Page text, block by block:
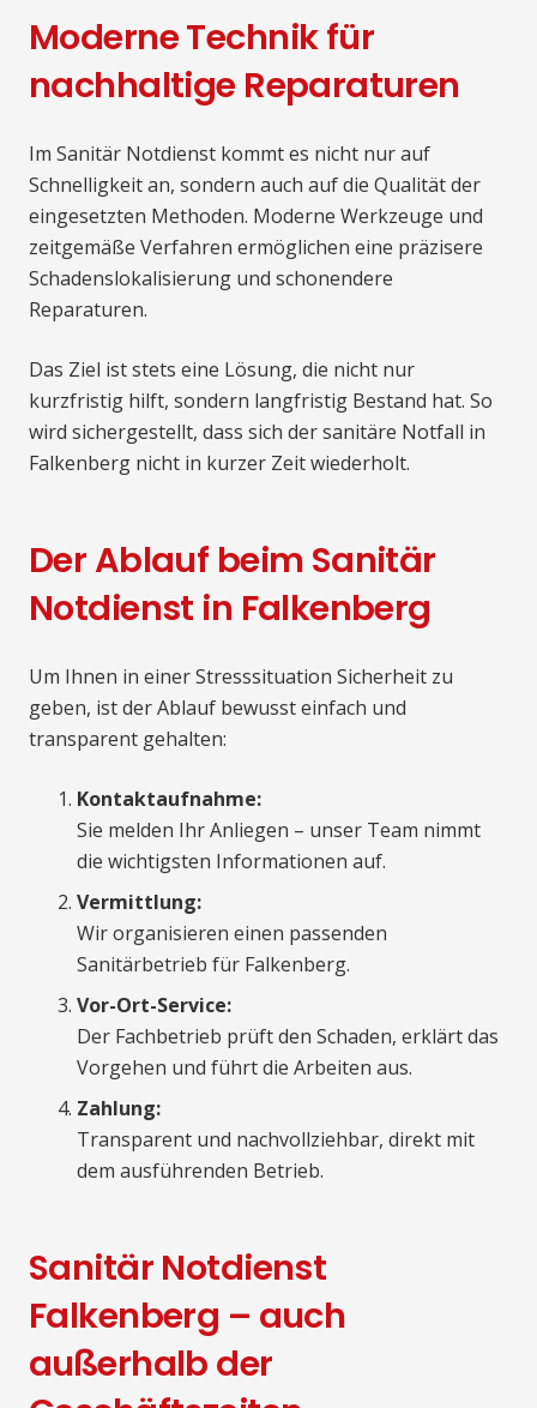
Moderne Technik für
nachhaltige Reparaturen
Im Sanitär Notdienst kommt es nicht nur auf
Schnelligkeit an, sondern auch auf die Qualität der
eingesetzten Methoden. Moderne Werkzeuge und
zeitgemäße Verfahren ermöglichen eine präzisere
Schadenslokalisierung und schonendere
Reparaturen.
Das Ziel ist stets eine Lösung, die nicht nur
kurzfristig hilft, sondern langfristig Bestand hat. So
wird sichergestellt, dass sich der sanitäre Notfall in
Falkenberg nicht in kurzer Zeit wiederholt.
Der Ablauf beim Sanitär
Notdienst in Falkenberg
Um Ihnen in einer Stresssituation Sicherheit zu
geben, ist der Ablauf bewusst einfach und
transparent gehalten:
Kontaktaufnahme:
Sie melden Ihr Anliegen – unser Team nimmt
die wichtigsten Informationen auf.
Vermittlung:
Wir organisieren einen passenden
Sanitärbetrieb für Falkenberg.
Vor-Ort-Service:
Der Fachbetrieb prüft den Schaden, erklärt das
Vorgehen und führt die Arbeiten aus.
Zahlung:
Transparent und nachvollziehbar, direkt mit
dem ausführenden Betrieb.
Sanitär Notdienst
Falkenberg – auch
außerhalb der